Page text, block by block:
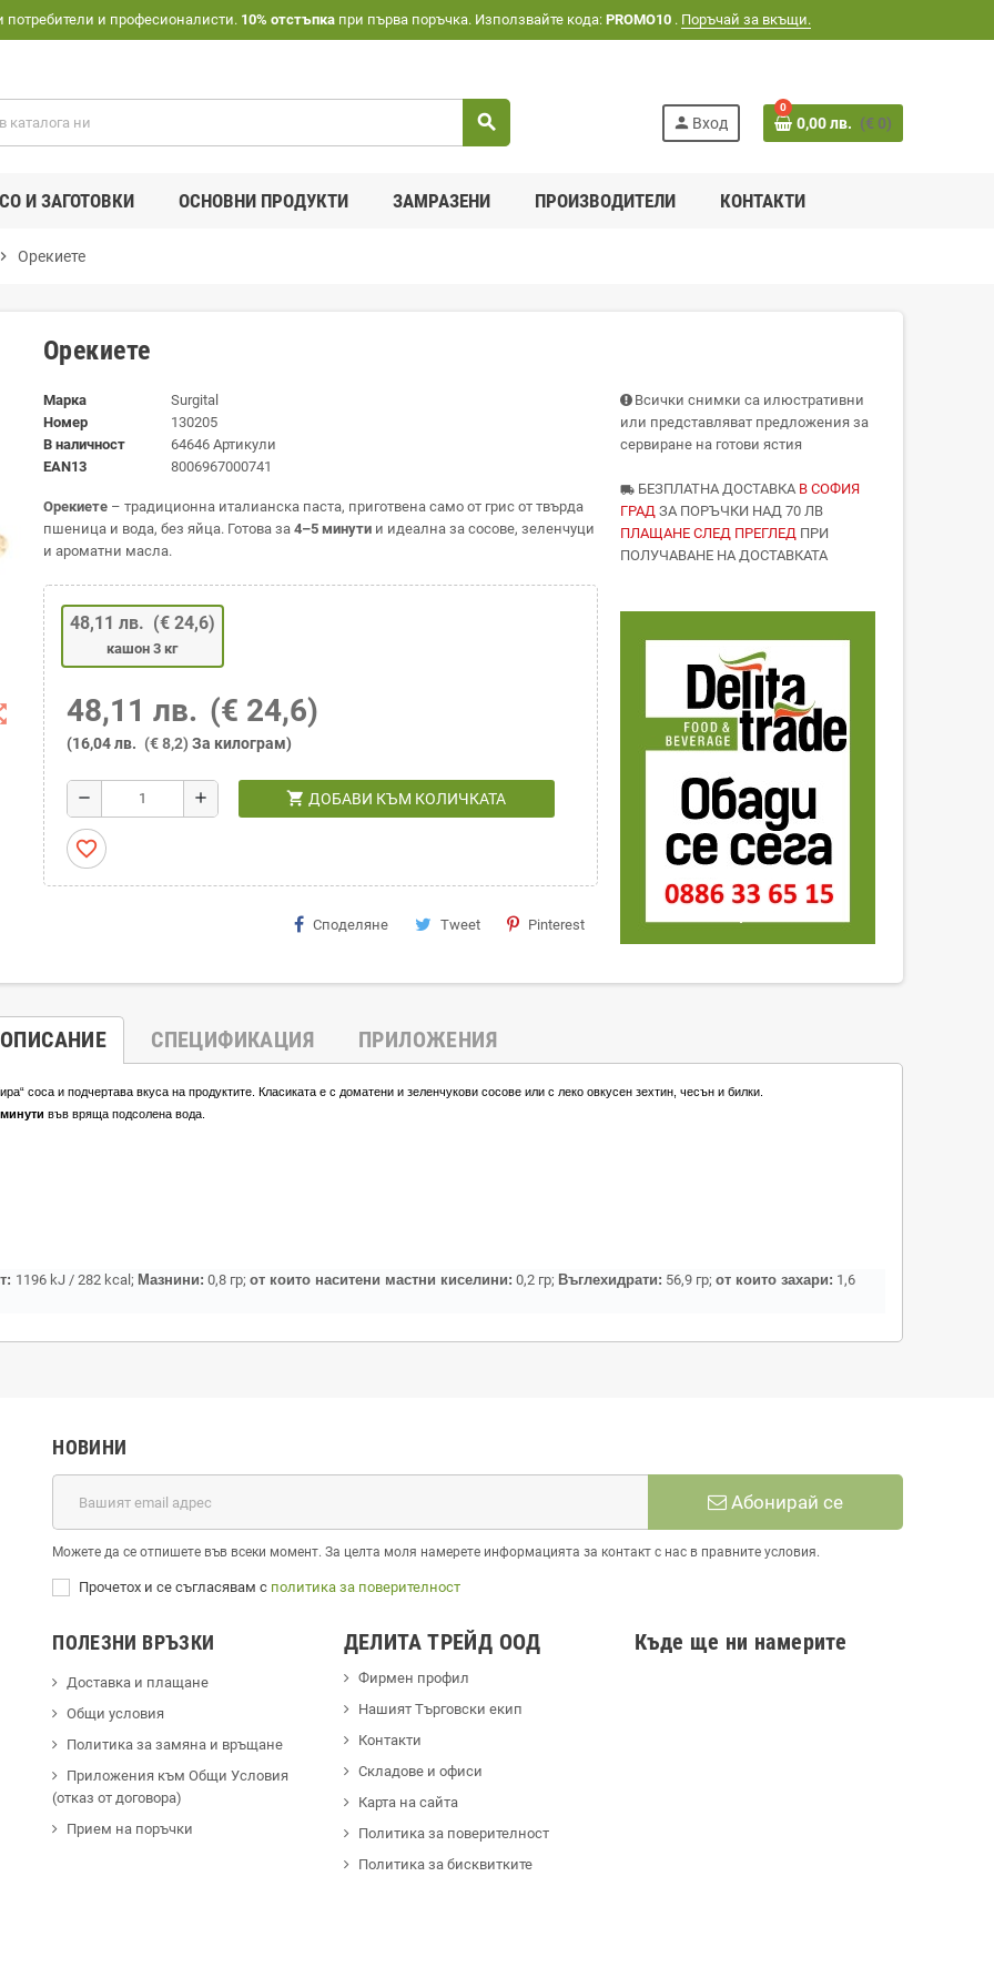
потребители и професионалисти. 10% отстъпкапри първа поръчка. Използвайте кода: PROMO10 . Поръчай за вкъщи.
search person Вход
0
0,00 лв. (€ 0)
И ЗАГОТОВКИ ОСНОВНИ ПРОДУКТИ ЗАМРАЗЕНИ ПРОИЗВОДИТЕЛИ КОНТАКТИ
chevron_right Орекиете
Орекиете
Марка
Surgital
Номер
130205
В наличност
64646 Артикули
EAN13
8006967000741
Орекиете – традиционна италианска паста, приготвена само от грис от твърда
пшеница и вода, без яйца. Готова за 4–5 минути и идеална за сосове, зеленчуци
и ароматни масла.
48,11 лв. (€ 24,6)
кашон 3 кг
48,11 лв. (€ 24,6)
(16,04 лв. (€ 8,2) За килограм)
remove add shopping_cart ДОБАВИ КЪМ КОЛИЧКАТА
favorite_border
Споделяне Tweet Pinterest
Всички снимки са илюстративни
или представляват предложения за
сервиране на готови ястия
local_shippingБЕЗПЛАТНА ДОСТАВКА В СОФИЯ
ГРАД ЗА ПОРЪЧКИ НАД 70 ЛВ
ПЛАЩАНЕ СЛЕД ПРЕГЛЕД ПРИ
ПОЛУЧАВАНЕ НА ДОСТАВКАТА
ОПИСАНИЕ СПЕЦИФИКАЦИЯ ПРИЛОЖЕНИЯ
соса и подчертава вкуса на продуктите. Класиката е с доматени и зеленчукови сосове или с леко овкусен зехтин, чесън и билки.
във вряща подсолена вода.
1196 kJ / 282 kcal; Мазнини: 0,8 гр; от които наситени мастни киселини: 0,2 гр; Въглехидрати: 56,9 гр; от които захари: 1,6
НОВИНИ
Абонирай се
Можете да се отпишете във всеки момент. За целта моля намерете информацията за контакт с нас в правните условия.
Прочетох и се съгласявам с политика за поверителност
ПОЛЕЗНИ ВРЪЗКИ
Доставка и плащане
Общи условия
Политика за замяна и връщане
Приложения към Общи Условия
(отказ от договора)
Прием на поръчки
ДЕЛИТА ТРЕЙД ООД
Фирмен профил
Hашият Търговски екип
Контакти
Cкладове и офиси
Карта на сайта
Политика за поверителност
Политика за бисквитките
Къде ще ни намерите